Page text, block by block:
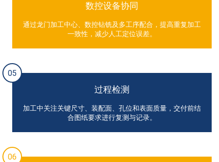
数控设备协同
通过龙门加工中心、数控钻铣及多工序配合，提高重复加工
一致性，减少人工定位误差。
05
过程检测
加工中关注关键尺寸、装配面、孔位和表面质量，交付前结
合图纸要求进行复测与记录。
06